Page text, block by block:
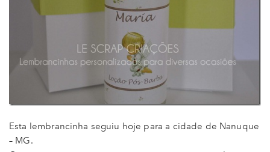
Esta lembrancinha seguiu hoje para a cidade de Nanuque
– MG.